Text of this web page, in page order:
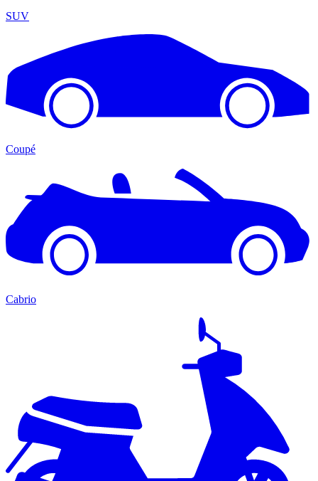
SUV
Coupé
Cabrio